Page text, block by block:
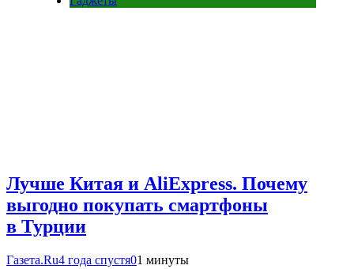
Лучше Китая и AliExpress. Почему
выгодно покупать смартфоны
в Турции
Газета.Ru4 года спустя01 минуты